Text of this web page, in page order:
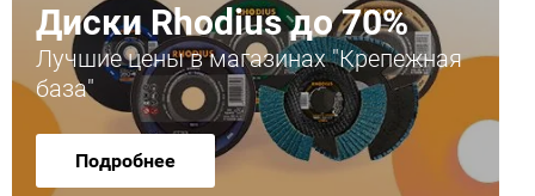
Диски Rhodius до 70%
Лучшие цены в магазинах "Крепежная
база"
Подробнее